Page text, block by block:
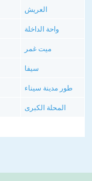
العريش
واحة الداخلة
ميت غمر
سيفا
طور مدينة سيناء
المحلة الكبرى